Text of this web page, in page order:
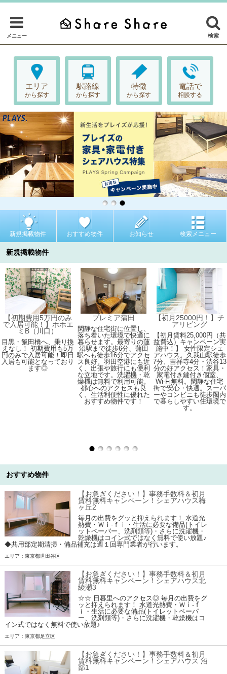
メニュー 検索
エリア
から探す
駅路線
から探す
特徴
から探す
電話で
相談する
新規掲載物件 おすすめ物件 お知らせ 検索メニュー
新規掲載物件
【初期費用5万円のみ
で入居可能！】ホホエ
ミB（川口）
目黒・飯田橋へ、乗り換
えなし！ 初期費用も5万
円のみで入居可能！即日
入居も可能となっており
ます◎
プレミア蒲田
閑静な住宅街に位置し、
落ち着いた環境で快適に
暮らせます。最寄りの蓮
沼駅まで徒歩6分、蒲田
駅へも徒歩16分でアクセ
ス良好。羽田空港にも近
く、出張や旅行にも便利
な立地です。洗濯機・乾
燥機は無料で利用可能。
都心へのアクセスも良
く、生活利便性に優れた
おすすめ物件です！
【初月25000円！】チ
アリビング
【初月賃料25,000円（共
益費込）キャンペーン実
施中！】 女性限定シェ
アハウス。久我山駅徒歩
7分、吉祥寺4分・渋谷13
分の好アクセス！家具・
家電付き鍵付き個室、
Wi-Fi無料。閑静な住宅
街で安心・快適。スーパ
ーやコンビニも徒歩圏内
で暮らしやすい住環境で
す。
おすすめ物件
【お急ぎください！】事務手数料＆初月
賃料無料キャンペーン！シェアハウス梅
ヶ丘2
毎月の出費をグッと抑えられます！ 水道光
熱費・Ｗｉ-ｆｉ・生活に必要な備品(トイレ
ットペーパー、洗剤類等)・さらに洗濯機・
乾燥機はコイン式ではなく無料で使い放題♪
◆共用部定期清掃・備品補充は週１回専門業者が行います。
エリア：東京都世田谷区
【お急ぎください！】事務手数料＆初月
賃料無料キャンペーン！シェアハウス北
綾瀬3
☆☆ 日暮里へのアクセス◎ 毎月の出費をグ
ッと抑えられます！ 水道光熱費・Ｗｉ-ｆ
ｉ・生活に必要な備品(トイレットペーパ
ー、洗剤類等)・さらに洗濯機・乾燥機はコ
イン式ではなく無料で使い放題♪
エリア：東京都足立区
【お急ぎください！】事務手数料＆初月
賃料無料キャンペーン！シェアハウス 沼
部1